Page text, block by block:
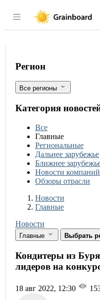
Раздел
Кондитеры из
Фильтры
Регион
Все регионы
Категория
Все
Главные
Региональные
Дальнее зарубежье
Ближнее
Новости компаний
Обзоры отрасли
Новости
Разделы
Новости
Главные
Новости
Главные Выбрать
Кондитеры из
лидеров на
18 авг 2022, 12:30